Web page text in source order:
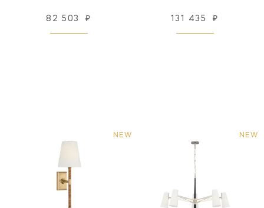
82 503 ₽ 131 435 ₽
NEW NEW